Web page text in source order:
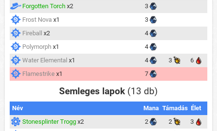
Forgotten Torch x2
3
Frost Nova x1
3
Fireball x2
4
Polymorph x1
4
Water Elemental x1 4 3
6
Flamestrike x1 7
Semleges lapok (13 db)
Név Mana Támadás Élet
Stonesplinter Trogg x2 2 2
3